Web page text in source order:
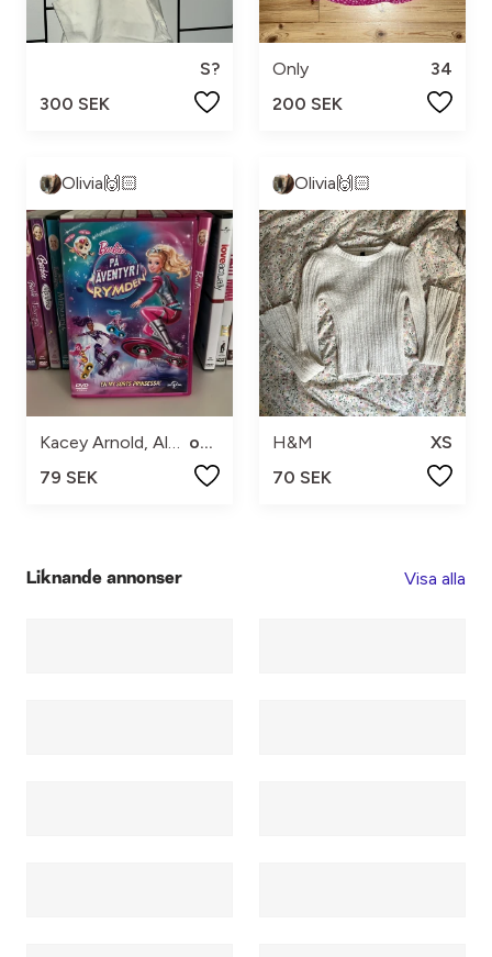
S?
300 SEK
Only
34
200 SEK
Olivia🙌🏻
Kacey Arnold, Alexandra Kavada, Tony Bunn
one size
79 SEK
Olivia🙌🏻
H&M
XS
70 SEK
Liknande annonser Visa alla